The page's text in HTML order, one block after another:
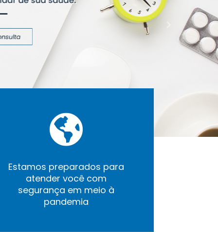
Próximo
Estamos preparados para
atender você com
segurança em meio à
pandemia